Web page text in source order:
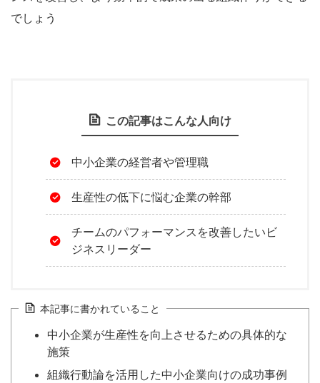
でしょう
この記事はこんな人向け
中小企業の経営者や管理職
生産性の低下に悩む企業の幹部
チームのパフォーマンスを改善したいビ
ジネスリーダー
本記事に書かれていること
中小企業が生産性を向上させるための具体的な
施策
組織行動論を活用した中小企業向けの成功事例